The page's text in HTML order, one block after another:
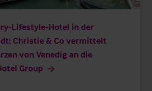
Lifestyle-Hotel in der
Christie & Co vermittelt
von Venedig an die
Group